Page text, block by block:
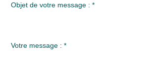
Objet de votre message : *
Votre message : *